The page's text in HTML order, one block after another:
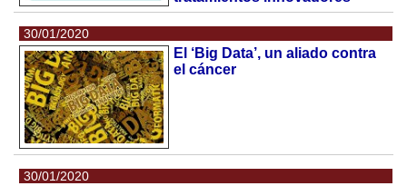
30/01/2020
El ‘Big Data’, un aliado contra
el cáncer
30/01/2020